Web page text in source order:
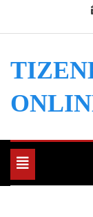
Toggle
navigation